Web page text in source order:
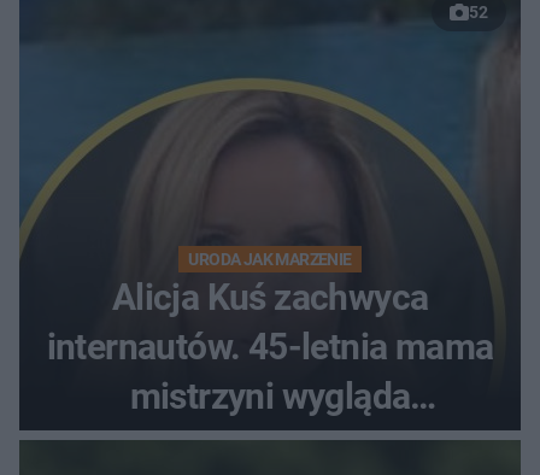
52
URODA JAK MARZENIE
Alicja Kuś zachwyca
internautów. 45-letnia mama
mistrzyni wygląda
zjawiskowo